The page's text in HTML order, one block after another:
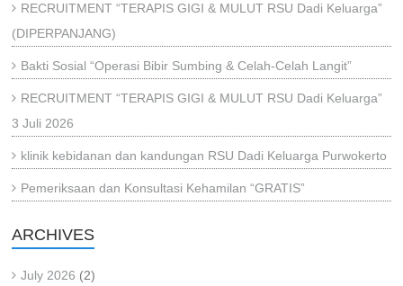
RECRUITMENT “TERAPIS GIGI & MULUT RSU Dadi Keluarga”
(DIPERPANJANG)
Bakti Sosial “Operasi Bibir Sumbing & Celah-Celah Langit”
RECRUITMENT “TERAPIS GIGI & MULUT RSU Dadi Keluarga”
3 Juli 2026
klinik kebidanan dan kandungan RSU Dadi Keluarga Purwokerto
Pemeriksaan dan Konsultasi Kehamilan “GRATIS”
ARCHIVES
July 2026 (2)